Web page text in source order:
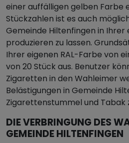
einer auffälligen gelben Farbe
Stückzahlen ist es auch
Gemeinde Hiltenfingen in Ihrer
produzieren zu lassen.
Ihrer eigenen RAL-Farbe von
von 20 Stück aus. Benutzer
Zigaretten in den Wahleimer
Belästigungen in Gemeinde
Zigarettenstummel und Tabak
DIE VERBRINGUNG DES
GEMEINDE HILTENFINGEN